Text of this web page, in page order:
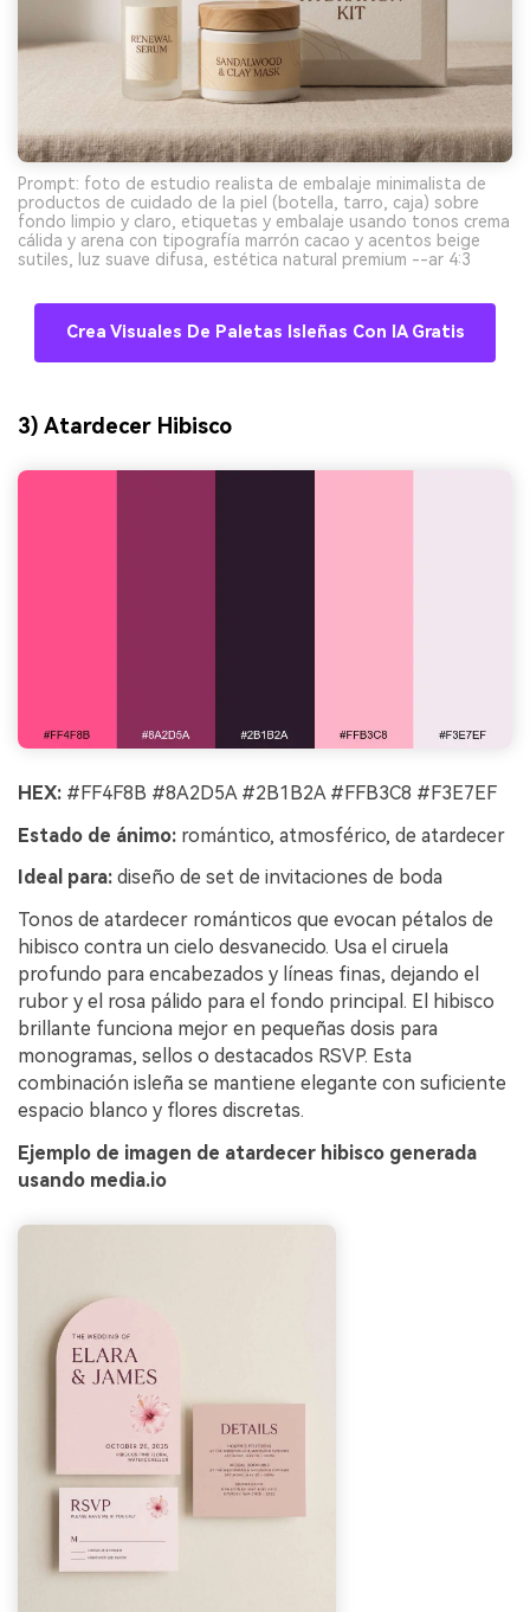
Prompt: foto de estudio realista de embalaje minimalista de
productos de cuidado de la piel (botella, tarro, caja) sobre
fondo limpio y claro, etiquetas y embalaje usando tonos crema
cálida y arena con tipografía marrón cacao y acentos beige
sutiles, luz suave difusa, estética natural premium --ar 4:3
Crea Visuales De Paletas Isleñas Con IA Gratis
3) Atardecer Hibisco
HEX: #FF4F8B #8A2D5A #2B1B2A #FFB3C8 #F3E7EF
Estado de ánimo: romántico, atmosférico, de atardecer
Ideal para: diseño de set de invitaciones de boda
Tonos de atardecer románticos que evocan pétalos de
hibisco contra un cielo desvanecido. Usa el ciruela
profundo para encabezados y líneas finas, dejando el
rubor y el rosa pálido para el fondo principal. El hibisco
brillante funciona mejor en pequeñas dosis para
monogramas, sellos o destacados RSVP. Esta
combinación isleña se mantiene elegante con suficiente
espacio blanco y flores discretas.
Ejemplo de imagen de atardecer hibisco generada
usando media.io